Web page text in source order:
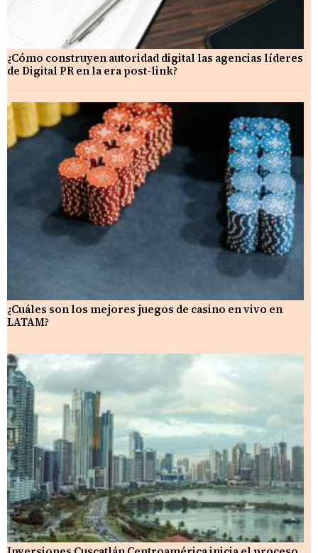
¿Cómo construyen autoridad digital las agencias líderes
de Digital PR en la era post-link?
¿Cuáles son los mejores juegos de casino en vivo en
LATAM?